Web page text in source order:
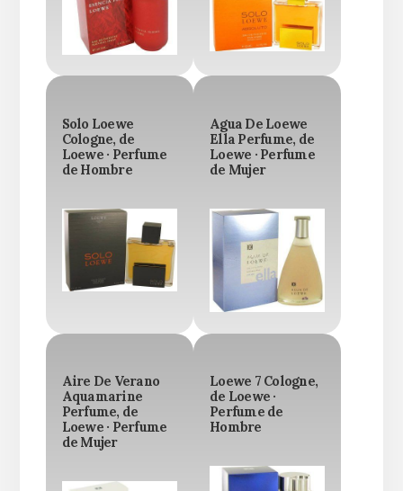
Solo Loewe
Cologne, de
Loewe · Perfume
de Hombre
Agua De Loewe
Ella Perfume, de
Loewe · Perfume
de Mujer
Aire De Verano
Aquamarine
Perfume, de
Loewe · Perfume
de Mujer
Loewe 7 Cologne,
de Loewe ·
Perfume de
Hombre